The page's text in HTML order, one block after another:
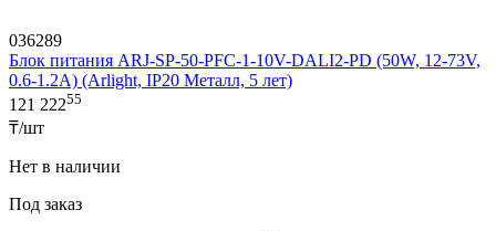
036289
Блок питания ARJ-SP-50-PFC-1-10V-DALI2-PD (50W, 12-73V,
0.6-1.2A) (Arlight, IP20 Металл, 5 лет)
121 22255
₸/шт
Нет в наличии
Под заказ